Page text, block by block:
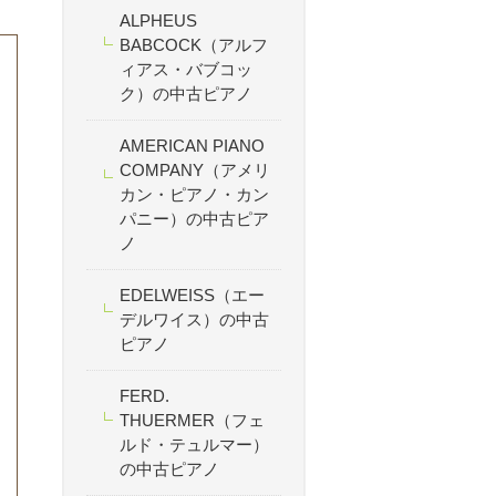
ALPHEUS
BABCOCK（アルフ
ィアス・バブコッ
ク）の中古ピアノ
AMERICAN PIANO
COMPANY（アメリ
カン・ピアノ・カン
パニー）の中古ピア
ノ
EDELWEISS（エー
デルワイス）の中古
ピアノ
FERD.
THUERMER（フェ
ルド・テュルマー）
の中古ピアノ